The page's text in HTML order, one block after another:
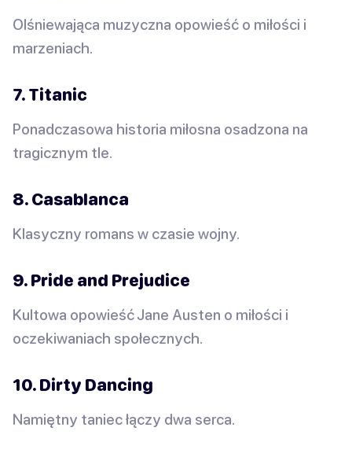
Olśniewająca muzyczna opowieść o miłości i
marzeniach.
7. Titanic
Ponadczasowa historia miłosna osadzona na
tragicznym tle.
8. Casablanca
Klasyczny romans w czasie wojny.
9. Pride and Prejudice
Kultowa opowieść Jane Austen o miłości i
oczekiwaniach społecznych.
10. Dirty Dancing
Namiętny taniec łączy dwa serca.